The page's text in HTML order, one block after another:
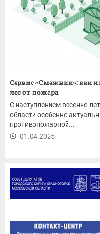
Сервис «Смежник»: как
лес от пожара
С наступлением весенне-
области особенно
противопожарной...
01.04.2025